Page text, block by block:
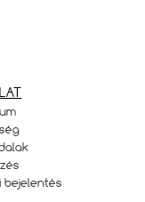
bejelentés